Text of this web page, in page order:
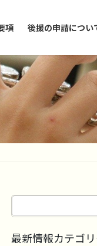
項 後援の申請につい
最新情報カテゴ